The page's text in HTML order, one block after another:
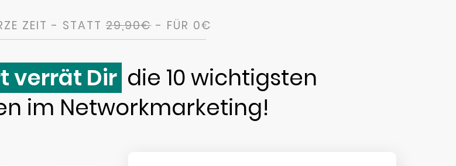
ZEIT - STATT29,90€- FÜR 0€
verrät Dir die 10 wichtigsten
im Networkmarketing!